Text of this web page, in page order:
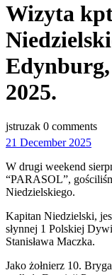
Wizyta
2025.
jstruzak 0 comments
21 December 202521
W drugi weekend
“PARASOL”,
Niedzielskiego.
Kapitan Niedzielski,
słynnej 1 Polskiej
Stanisława Maczka.
Jako żołnierz 10.